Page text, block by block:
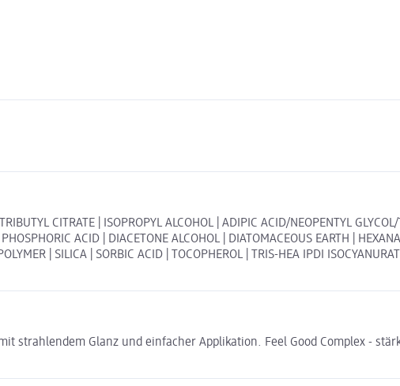
CITRATE | ISOPROPYL ALCOHOL | ADIPIC ACID/NEOPENTYL
ACID | DIACETONE ALCOHOL | DIATOMACEOUS EARTH |
| SILICA | SORBIC ACID | TOCOPHEROL | TRIS-HEA IPDI
strahlendem Glanz und einfacher Applikation. Feel Good Complex -